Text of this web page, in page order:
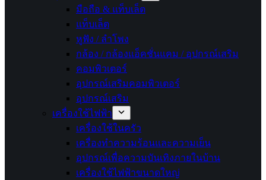
มือถือ & แท็บเล็ต
แท็บเล็ต
หูฟัง / ลำโพง
กล้อง / กล้องแอ็คชั่นแคม / อุปกรณ์เสริม
คอมพิวเตอร์
อุปกรณ์เสริมคอมพิวเตอร์
อุปกรณ์เสริม
เครื่องใช้ไฟฟ้า
เครื่องใช้ในครัว
เครื่องทำความร้อนและความเย็น
อุปกรณ์เพื่อความบันเทิงภายในบ้าน
เครื่องใช้ไฟฟ้าขนาดใหญ่